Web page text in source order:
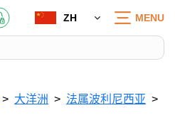
ZH MENU
大洋洲
法属波利尼西亚